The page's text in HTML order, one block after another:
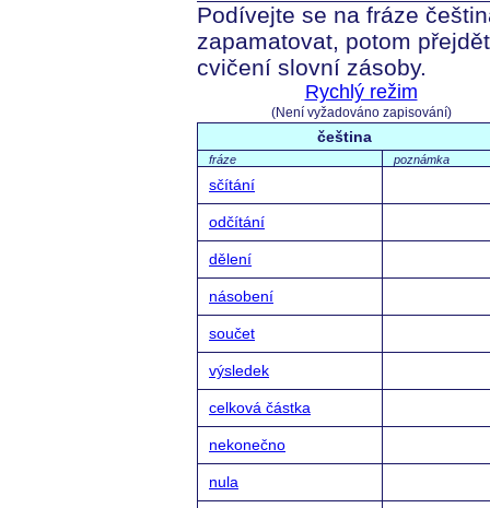
Podívejte se na fráze
zapamatovat, potom
cvičení slovní zásoby.
Rychlý režim
(Není vyžadováno zapisování)
čeština
fráze poznámka
sčítání
odčítání
dělení
násobení
součet
výsledek
celková částka
nekonečno
nula